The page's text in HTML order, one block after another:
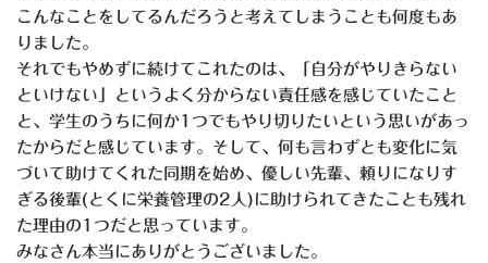
こんなことをしてるんだろうと考えてしまうことも何度もあ
りました。
それでもやめずに続けてこれたのは、「自分がやりきらない
といけない」というよく分からない責任感を感じていたこと
と、学生のうちに何か1つでもやり切りたいという思いがあっ
たからだと感じています。そして、何も言わずとも変化に気
づいて助けてくれた同期を始め、優しい先輩、頼りになりす
ぎる後輩(とくに栄養管理の2人)に助けられてきたことも残れ
た理由の1つだと思っています。
みなさん本当にありがとうございました。